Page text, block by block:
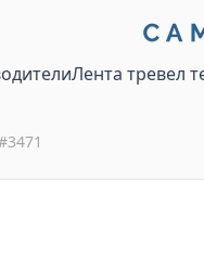
Лента тревел
3471